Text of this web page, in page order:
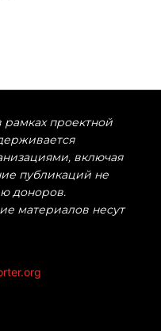
проектной
включая
публикаций не
доноров.
материалов несут